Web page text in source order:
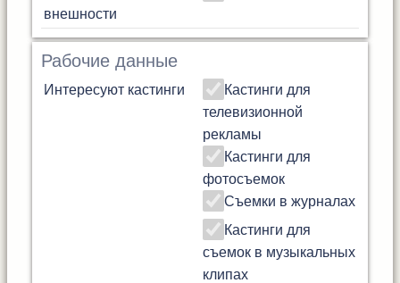
внешности
Рабочие данные
Интересуют кастинги
Кастинги для
телевизионной
рекламы
Кастинги для
фотосъемок
Съемки в журналах
Кастинги для
съемок в музыкальных
клипах